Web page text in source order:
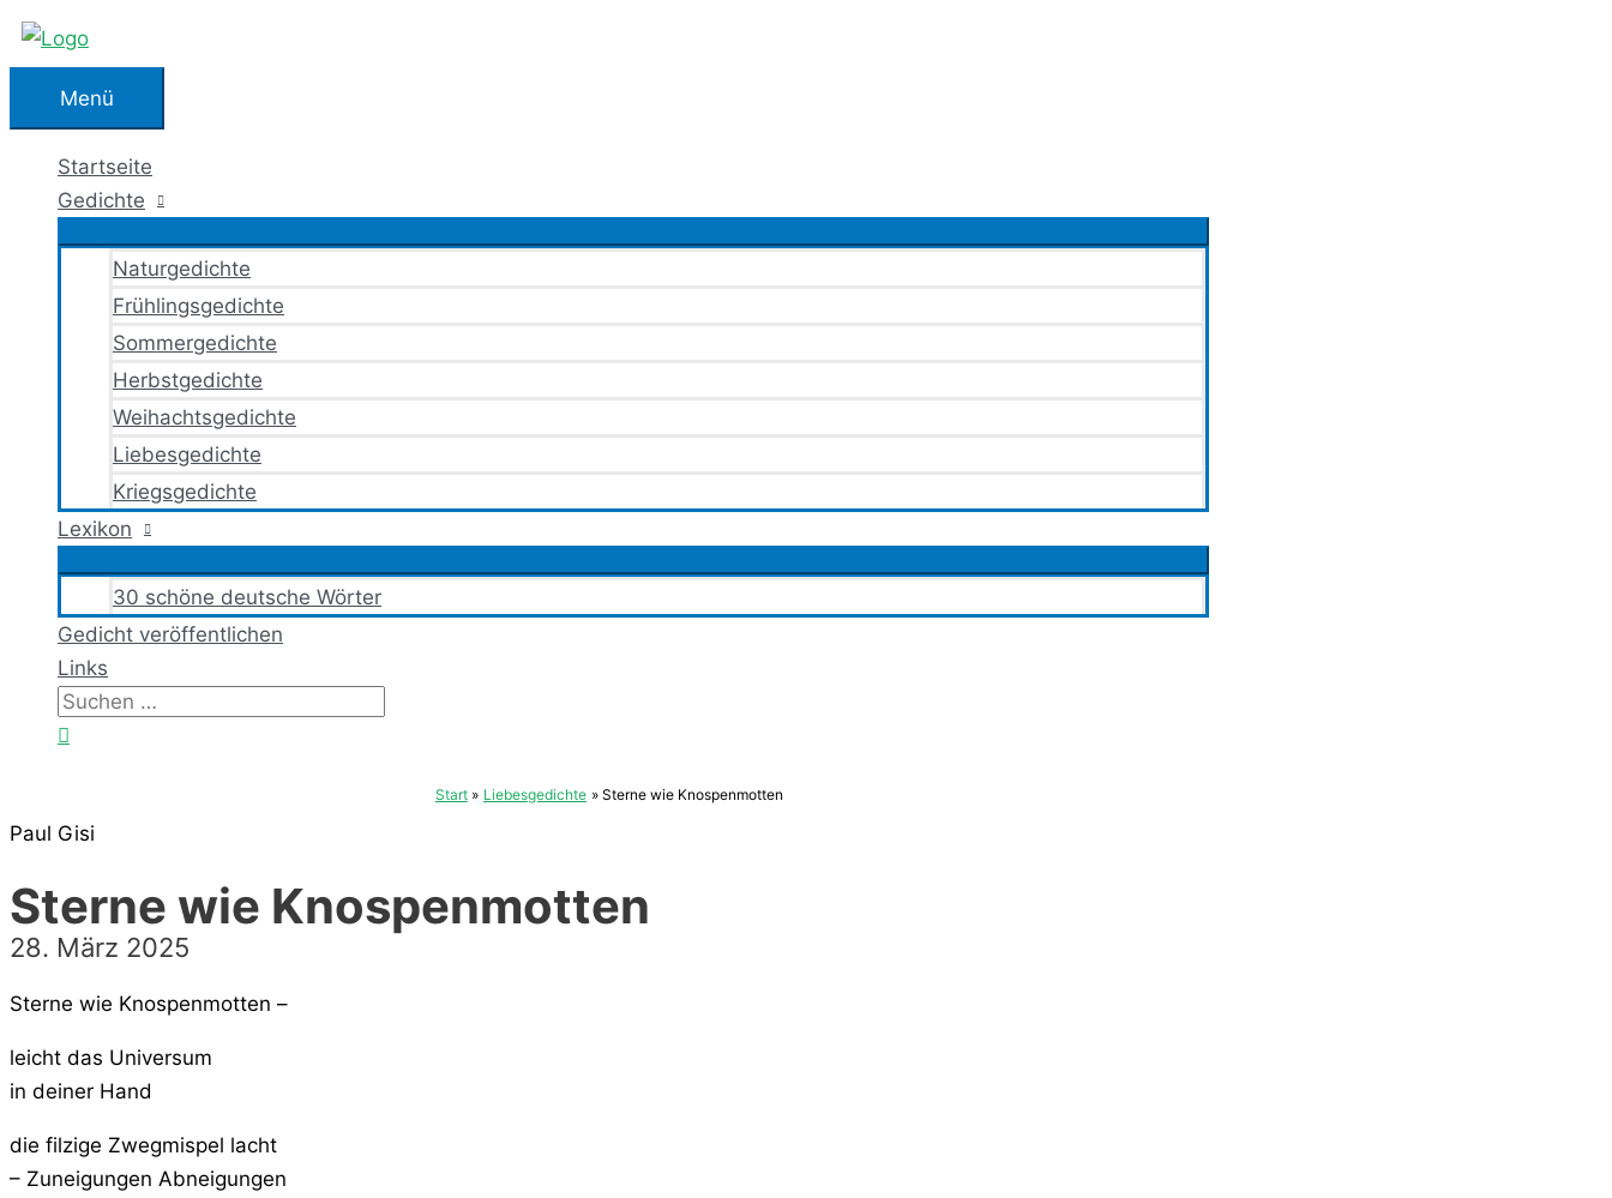
Zum
springenMenü
Menü
Startseite
Gedichte
Naturgedichte
Frühlingsgedichte
Sommergedichte
Herbstgedichte
Weihachtsgedichte
Liebesgedichte
Kriegsgedichte
Lexikon
30 schöne deutsche Wörter
Gedicht veröffentlichen
Links
Suchen
nach:
Start Liebesgedichte Sterne wie Knospenmotten
Paul Gisi
Sterne wie Knospenmotten
28. März 2025
Sterne wie Knospenmotten –
leicht das Universum
in deiner Hand
die filzige Zwegmispel lacht
– Zuneigungen Abneigungen